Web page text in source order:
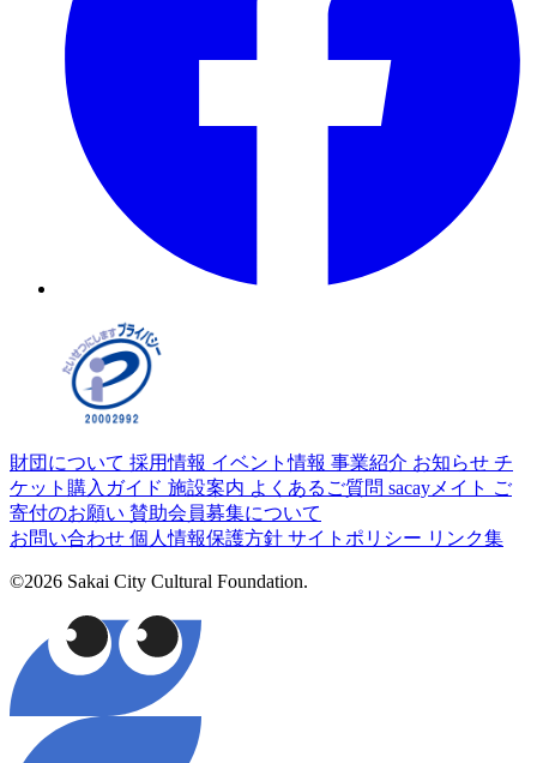
財団について 採用情報 イベント情報 事業紹介 お知らせ チ
ケット購入ガイド 施設案内 よくあるご質問 sacayメイト ご
寄付のお願い 賛助会員募集について
お問い合わせ 個人情報保護方針 サイトポリシー リンク集
©2026 Sakai City Cultural Foundation.